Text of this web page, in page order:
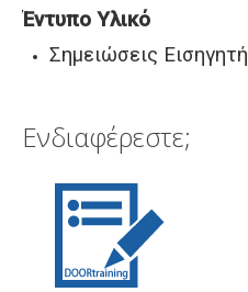
Έντυπο Υλικό
Σημειώσεις Εισηγητή
Ενδιαφέρεστε;